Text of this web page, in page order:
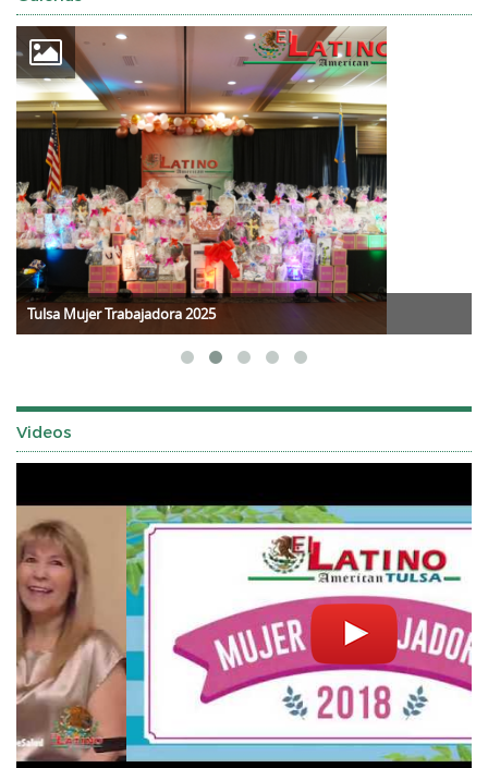
Tulsa Mujer Trabajadora 2025
Videos